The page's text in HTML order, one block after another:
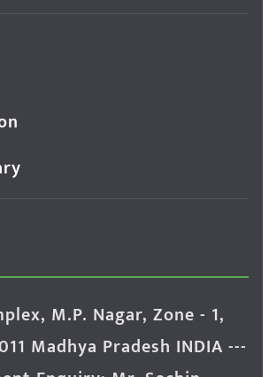
M.P. Nagar, Zone - 1,
Madhya Pradesh INDIA ---